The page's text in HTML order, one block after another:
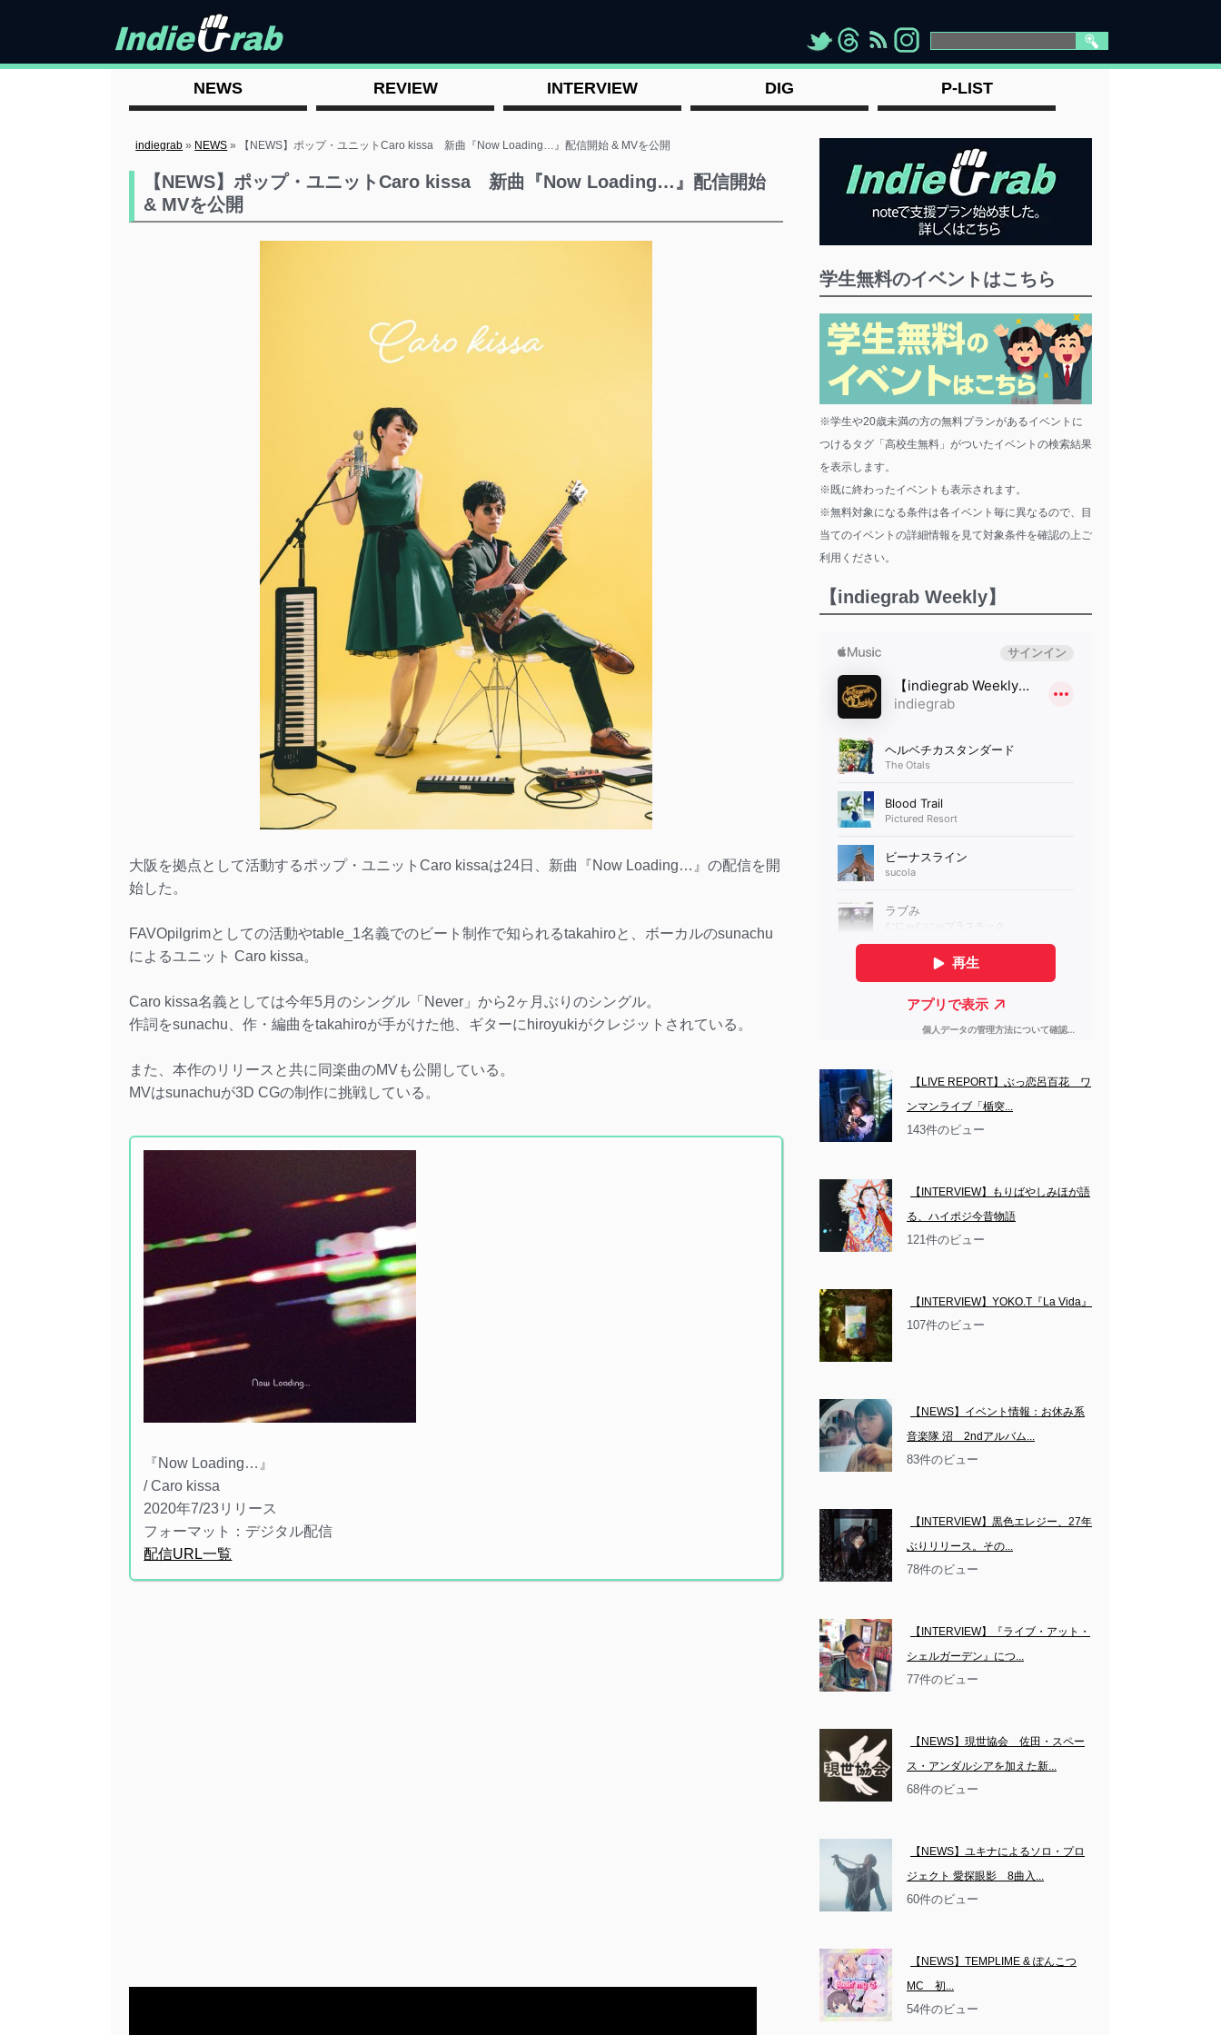
"> "> "> " >
NEWS REVIEW INTERVIEW DIG P-LIST
indiegrab » NEWS » 【NEWS】ポップ・ユニットCaro kissa 新曲『Now Loading…』配信開始 & MVを公開
【NEWS】ポップ・ユニットCaro kissa 新曲『Now Loading…』配信開始
& MVを公開
大阪を拠点として活動するポップ・ユニットCaro kissaは24日、新曲『Now Loading…』の配信を開
始した。
FAVOpilgrimとしての活動やtable_1名義でのビート制作で知られるtakahiroと、ボーカルのsunachu
によるユニット Caro kissa。
Caro kissa名義としては今年5月のシングル「Never」から2ヶ月ぶりのシングル。
作詞をsunachu、作・編曲をtakahiroが手がけた他、ギターにhiroyukiがクレジットされている。
また、本作のリリースと共に同楽曲のMVも公開している。
MVはsunachuが3D CGの制作に挑戦している。
『Now Loading…』
/ Caro kissa
2020年7/23リリース
フォーマット：デジタル配信
配信URL一覧
学生無料のイベントはこちら
※学生や20歳未満の方の無料プランがあるイベントに
つけるタグ「高校生無料」がついたイベントの検索結果
を表示します。
※既に終わったイベントも表示されます。
※無料対象になる条件は各イベント毎に異なるので、目
当てのイベントの詳細情報を見て対象条件を確認の上ご
利用ください。
【indiegrab Weekly】
【LIVE REPORT】ぶっ恋呂百花　ワ
ンマンライブ「楯突...
143件のビュー
【INTERVIEW】もりばやしみほが語
る、ハイポジ今昔物語
121件のビュー
【INTERVIEW】YOKO.T『La Vida』
107件のビュー
【NEWS】イベント情報：お休み系
音楽隊 沼　2ndアルバム...
83件のビュー
【INTERVIEW】黒色エレジー、27年
ぶりリリース。その...
78件のビュー
【INTERVIEW】『ライブ・アット・
シェルガーデン』につ...
77件のビュー
【NEWS】現世協会　佐田・スペー
ス・アンダルシアを加えた新...
68件のビュー
【NEWS】ユキナによるソロ・プロ
ジェクト 愛探眼影　8曲入...
60件のビュー
【NEWS】TEMPLIME & ぽんこつ
MC　初...
54件のビュー